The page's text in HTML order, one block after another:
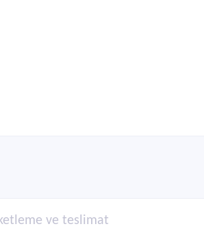
ve teslimat